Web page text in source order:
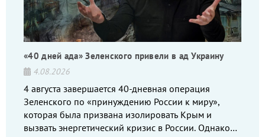
«40 дней ада» Зеленского привели в ад Украину
4.08.2026
4 августа завершается 40-дневная операция
Зеленского по «принуждению России к миру»,
которая была призвана изолировать Крым и
вызвать энергетический кризис в России. Однако